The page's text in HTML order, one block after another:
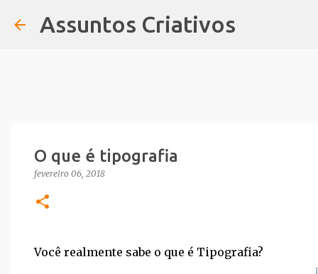
Assuntos Criativos
O que é tipografia
fevereiro 06, 2018
Você realmente sabe o que é Tipografia?